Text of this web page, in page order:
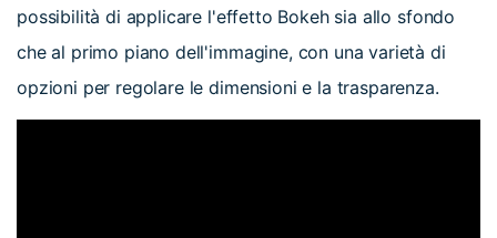
possibilità di applicare l'effetto Bokeh sia allo sfondo
che al primo piano dell'immagine, con una varietà di
opzioni per regolare le dimensioni e la trasparenza.